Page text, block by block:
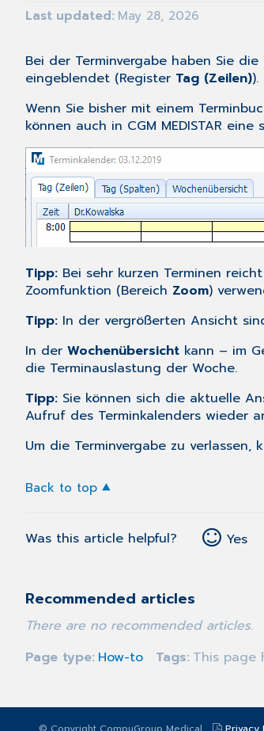
Last updated May 28, 2026
Bei der Terminvergabe haben Sie
eingeblendet (Register Tag (Zeilen)).
Wenn Sie bisher mit einem
können auch in CGM MEDISTAR
Tipp: Bei sehr kurzen Terminen
Zoomfunktion (Bereich Zoom)
Tipp: In der vergrößerten Ansicht
In der Wochenübersicht kann – im
die Terminauslastung der Woche.
Tipp: Sie können sich die aktuelle
Aufruf des Terminkalenders wieder
Um die Terminvergabe zu verlassen,
Back to top
Was this article helpful? Yes
Recommended articles
There are no recommended articles.
Page type How-to Tags This page